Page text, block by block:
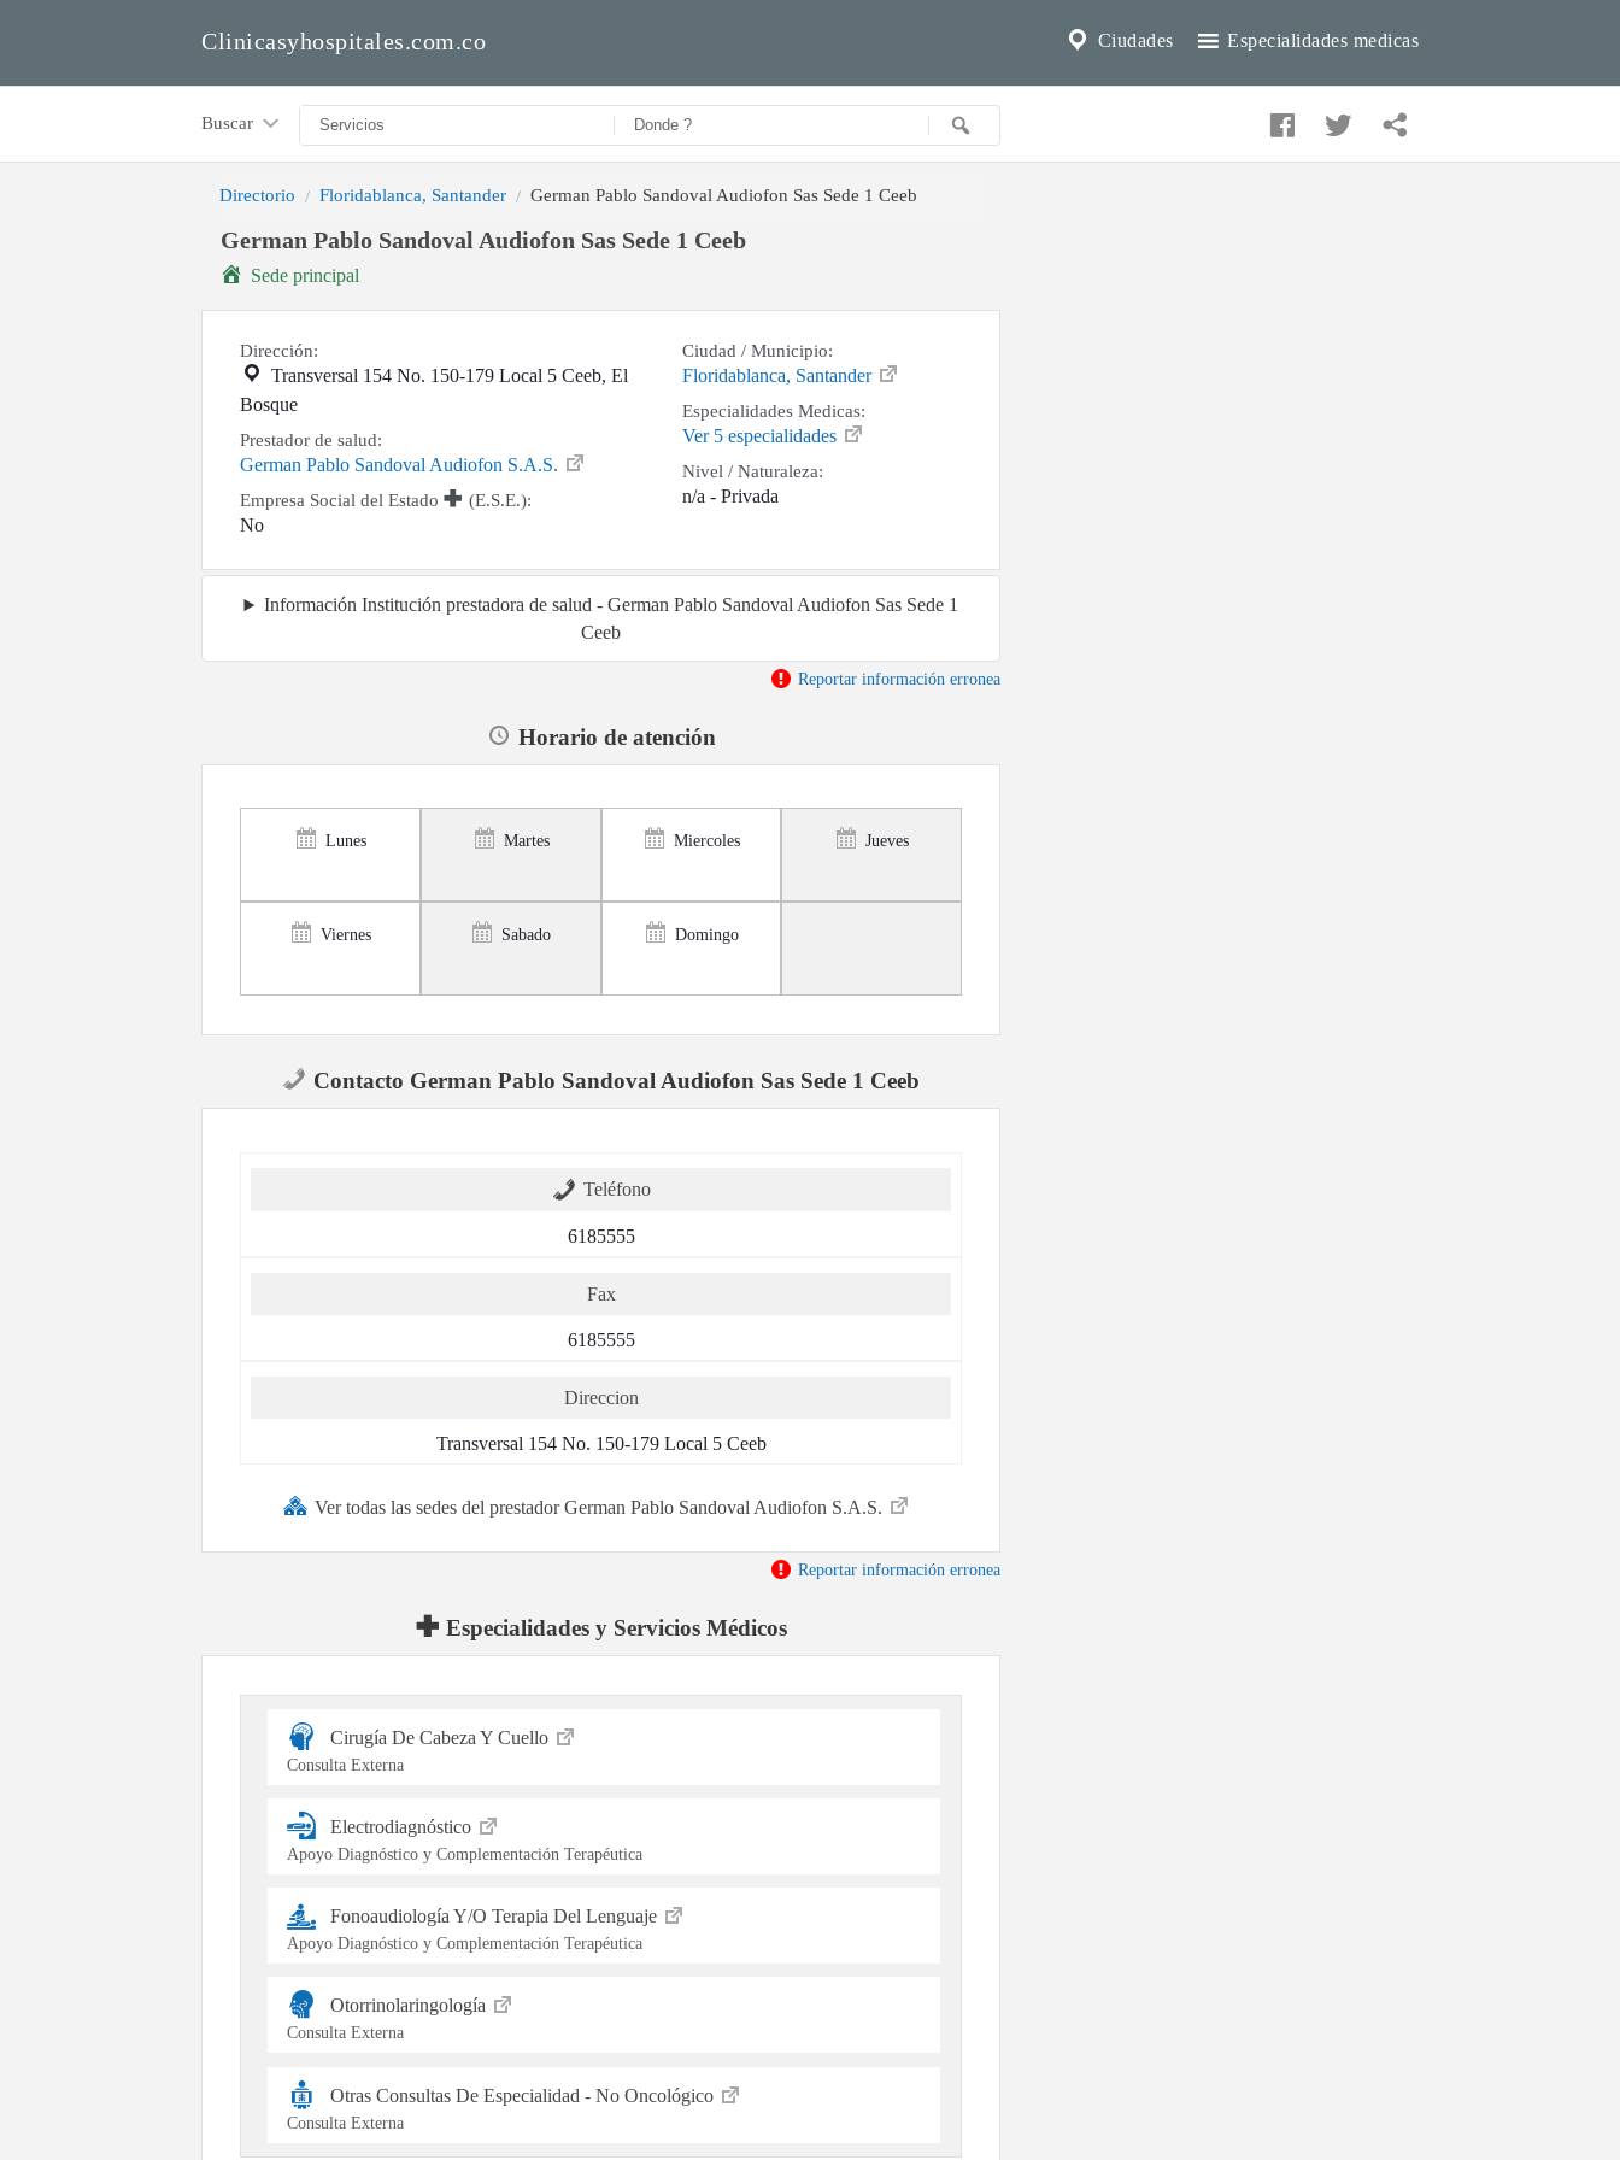
Especialidades medicas
Ciudades
Clinicasyhospitales.com.co
Buscar
Directorio Floridablanca, Santander German Pablo Sandoval Audiofon Sas Sede 1 Ceeb
German Pablo Sandoval Audiofon Sas Sede 1 Ceeb
Sede principal
Dirección:
Transversal 154 No. 150-179 Local 5 Ceeb, El
Bosque
Prestador de salud:
German Pablo Sandoval Audiofon S.A.S.
Empresa Social del Estado
(E.S.E.):
No
Ciudad / Municipio:
Floridablanca, Santander
Especialidades Medicas:
Ver 5 especialidades
Nivel / Naturaleza:
n/a - Privada
Información Institución prestadora de salud - German Pablo Sandoval Audiofon Sas Sede 1
Ceeb
Reportar información erronea
Horario de atención
Lunes Martes Miercoles Jueves
Viernes Sabado Domingo
Contacto German Pablo Sandoval Audiofon Sas Sede 1 Ceeb
Teléfono
6185555
Fax
6185555
Direccion
Transversal 154 No. 150-179 Local 5 Ceeb
Ver todas las sedes del prestador German Pablo Sandoval Audiofon S.A.S.
Reportar información erronea
Especialidades y Servicios Médicos
Cirugía De Cabeza Y Cuello
Consulta Externa
Electrodiagnóstico
Apoyo Diagnóstico y Complementación Terapéutica
Fonoaudiología Y/O Terapia Del Lenguaje
Apoyo Diagnóstico y Complementación Terapéutica
Otorrinolaringología
Consulta Externa
Otras Consultas De Especialidad - No Oncológico
Consulta Externa